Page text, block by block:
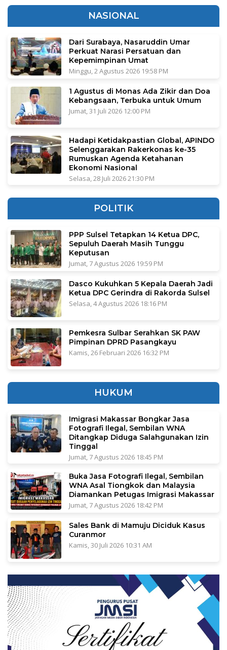
NASIONAL
Dari Surabaya, Nasaruddin Umar
Perkuat Narasi Persatuan dan
Kepemimpinan Umat
Minggu, 2 Agustus 2026 19:58 PM
1 Agustus di Monas Ada Zikir dan Doa
Kebangsaan, Terbuka untuk Umum
Jumat, 31 Juli 2026 12:00 PM
Hadapi Ketidakpastian Global, APINDO
Selenggarakan Rakerkonas ke-35
Rumuskan Agenda Ketahanan
Ekonomi Nasional
Selasa, 28 Juli 2026 21:30 PM
POLITIK
PPP Sulsel Tetapkan 14 Ketua DPC,
Sepuluh Daerah Masih Tunggu
Keputusan
Jumat, 7 Agustus 2026 19:59 PM
Dasco Kukuhkan 5 Kepala Daerah Jadi
Ketua DPC Gerindra di Rakorda Sulsel
Selasa, 4 Agustus 2026 18:16 PM
Pemkesra Sulbar Serahkan SK PAW
Pimpinan DPRD Pasangkayu
Kamis, 26 Februari 2026 16:32 PM
HUKUM
Imigrasi Makassar Bongkar Jasa
Fotografi Ilegal, Sembilan WNA
Ditangkap Diduga Salahgunakan Izin
Tinggal
Jumat, 7 Agustus 2026 18:45 PM
Buka Jasa Fotografi Ilegal, Sembilan
WNA Asal Tiongkok dan Malaysia
Diamankan Petugas Imigrasi Makassar
Jumat, 7 Agustus 2026 18:42 PM
Sales Bank di Mamuju Diciduk Kasus
Curanmor
Kamis, 30 Juli 2026 10:31 AM